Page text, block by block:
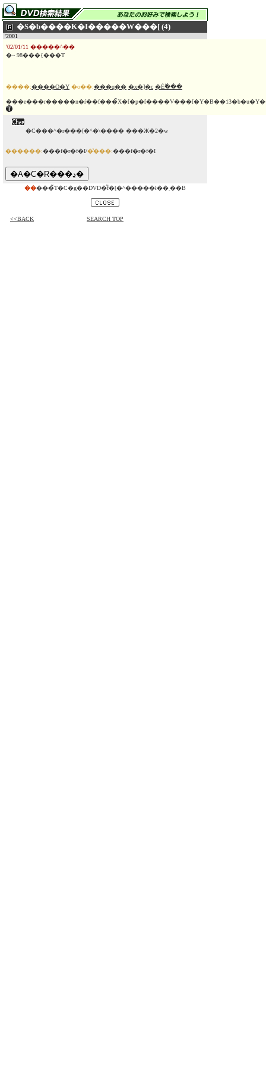
�S�b����K�I�����W���[ (4)
'2001
'02/01/11 �����^��
�~ 98���{���T
����:����O�Y �o��:���q�� �x�]�c �Ėؕ���
�C���^�r���[�^�\���� ���Ж�2�w
������:���f�r�f�I/�̔���:���f�r�f�I
�� ���̃T�C�g��DVD�̂݃f�[�^�����ł��܂��B
<<BACK SEARCH TOP